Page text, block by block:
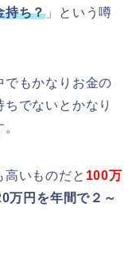
持ち？ 」という噂
でもかなりお金の
でないとかなり
いものだと 100万
万円を年間で２～